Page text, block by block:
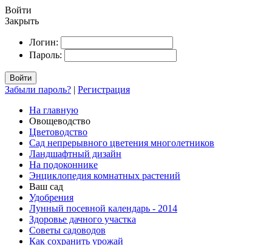
Войти
Закрыть
Логин:
Пароль:
Войти
Забыли пароль? | Регистрация
На главную
Овощеводство
Цветоводство
Сад непрерывного цветения многолетников
Ландшафтный дизайн
На подоконнике
Энциклопедия комнатных растений
Ваш сад
Удобрения
Лунный посевной календарь - 2014
Здоровье дачного участка
Советы садоводов
Как сохранить урожай